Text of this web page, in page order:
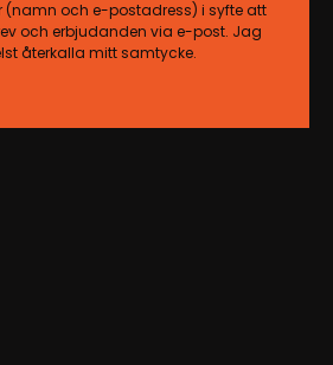
(namn och e-postadress) i syfte att
och erbjudanden via e-post. Jag
återkalla mitt samtycke.